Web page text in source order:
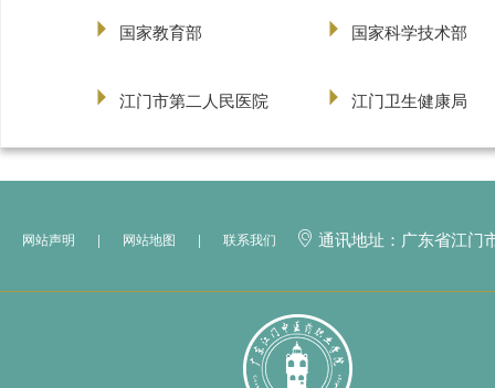
国家教育部 国家科学技术部
江门市第二人民医院 江门卫生健康局
网站声明 | 网站地图 | 联系我们  通讯地址：广东省江门